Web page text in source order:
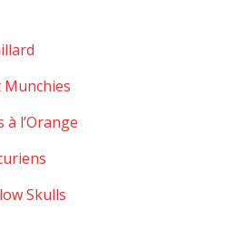
à l’Orange
Skulls